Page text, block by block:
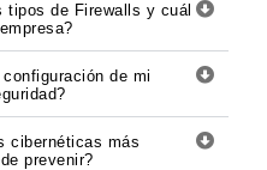
tipos de Firewalls y cuál
de mi
cibernéticas más
prevenir?